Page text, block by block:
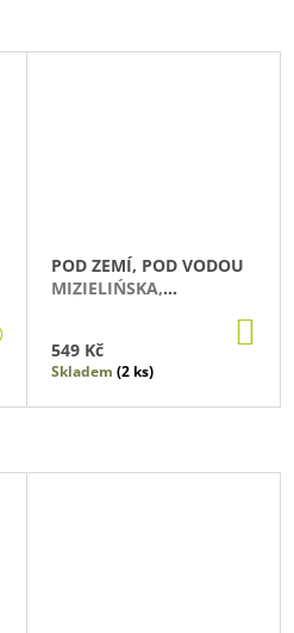
DETAIL
POD ZEMÍ, POD VODOU
MIZIELIŃSKA,
549 Kč
Skladem (2 ks)